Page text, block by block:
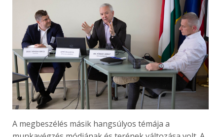
A megbeszélés másik hangsúlyos témája a